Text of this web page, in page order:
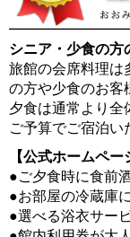
シニア・少食の方
旅館の会席料理は
の方や少食のお客
夕食は通常より
ご予算でご宿泊い
【公式ホームペ
●ご夕食時に食前
●お部屋の冷蔵庫
●選べる浴衣サー